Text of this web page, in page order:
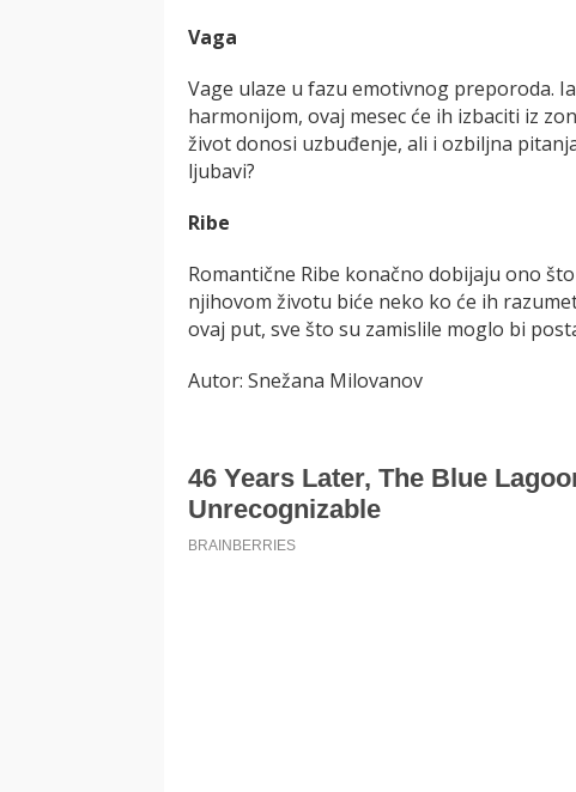
Vaga
Vage ulaze u fazu emotivnog preporoda.
harmonijom, ovaj mesec će ih izbaciti iz
život donosi uzbuđenje, ali i ozbiljna
ljubavi?
Ribe
Romantične Ribe konačno dobijaju ono
njihovom životu biće neko ko će ih
ovaj put, sve što su zamislile moglo bi
Autor: Snežana Milovanov